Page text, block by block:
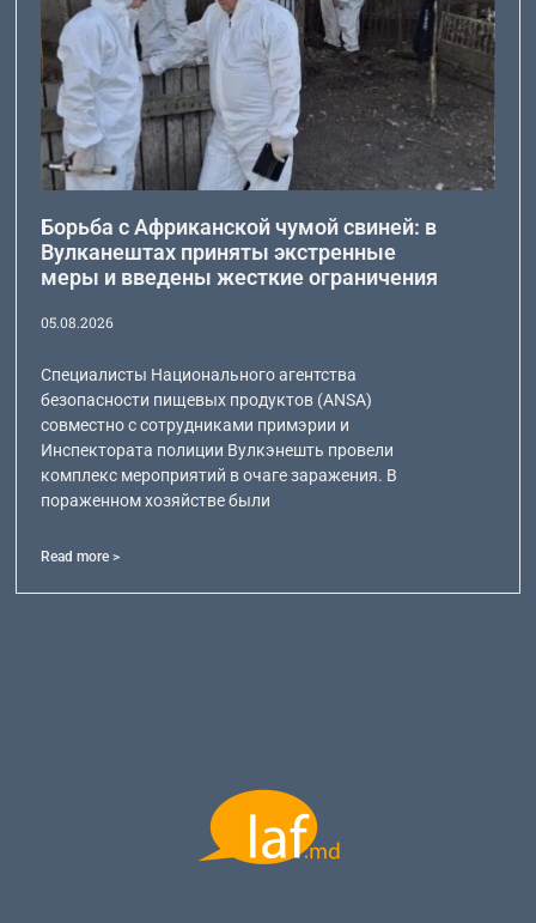
Борьба с Африканской чумой свиней: в
Вулканештах приняты экстренные
меры и введены жесткие ограничения
05.08.2026
Специалисты Национального агентства
безопасности пищевых продуктов (ANSA)
совместно с сотрудниками примэрии и
Инспектората полиции Вулкэнешть провели
комплекс мероприятий в очаге заражения. В
пораженном хозяйстве были
Read more >